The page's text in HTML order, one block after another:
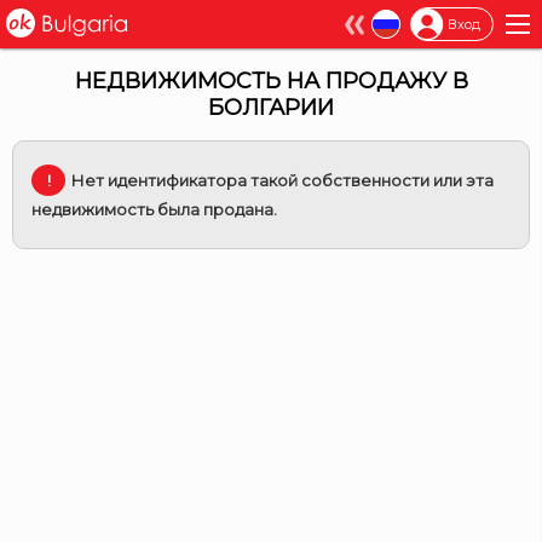
Вход ×
НЕДВИЖИМОСТЬ НА ПРОДАЖУ В
БОЛГАРИИ
Нет идентификатора такой собственности или эта
недвижимость была продана.